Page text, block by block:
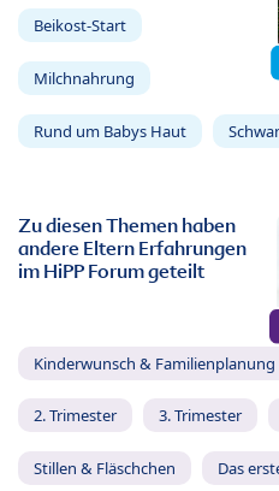
Beikost-Start
Milchnahrung
Rund um Babys Haut
Zu diesen Themen haben
andere Eltern Erfahrungen
im HiPP Forum geteilt
Kinderwunsch & Familienplanung
2. Trimester 3. Trimester
Stillen & Fläschchen Das